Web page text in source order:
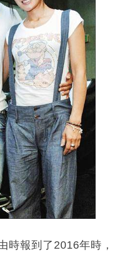
時報到了2016年時，